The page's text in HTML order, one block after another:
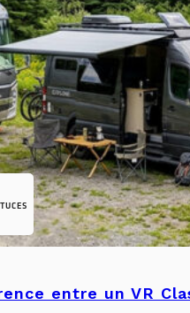
entre un VR